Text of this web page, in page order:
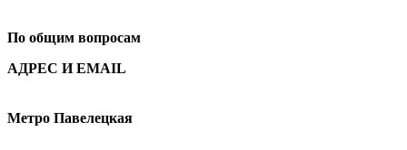
По общим вопросам
АДРЕС И EMAIL
Метро Павелецкая